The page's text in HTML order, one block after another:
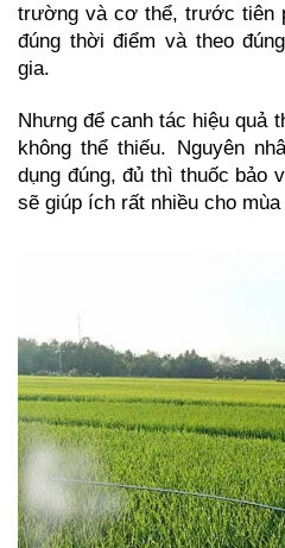
trường và cơ thể, trước tiên
đúng thời điểm và theo
gia.
Nhưng để canh tác hiệu quả
không thể thiếu. Nguyên
dụng đúng, đủ thì thuốc bảo
sẽ giúp ích rất nhiều cho mùa